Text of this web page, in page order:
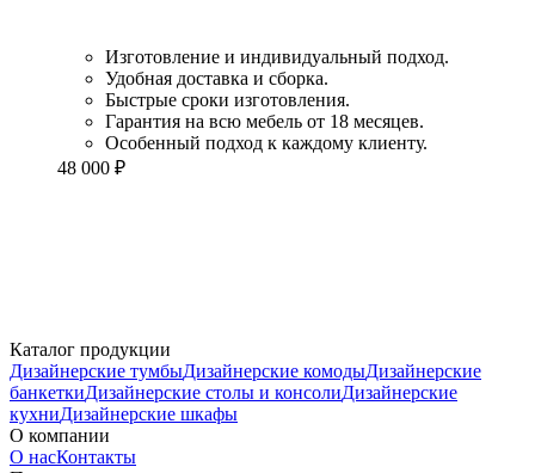
Изготовление и индивидуальный подход.
Удобная доставка и сборка.
Быстрые сроки изготовления.
Гарантия на всю мебель от 18 месяцев.
Особенный подход к каждому клиенту.
48 000 ₽
Каталог продукции
Дизайнерские тумбыДизайнерские комодыДизайнерские
банкеткиДизайнерские столы и консолиДизайнерские
кухниДизайнерские шкафы
О компании
О насКонтакты